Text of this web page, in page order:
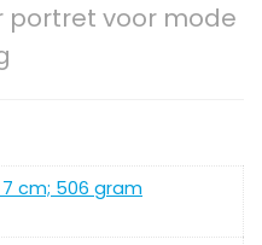
portret voor mode
7 cm; 506 gram